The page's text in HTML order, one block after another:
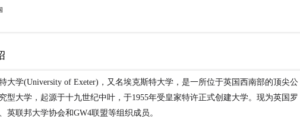
学(University of Exeter)，又名埃克斯特大学，是一所位于英国西南部的顶尖公
型大学，起源于十九世纪中叶，于1955年受皇家特许正式创建大学。现为英国罗
英联邦大学协会和GW4联盟等组织成员。